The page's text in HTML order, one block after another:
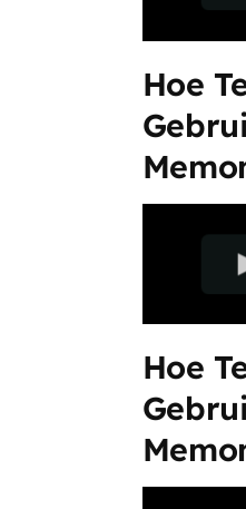
Hoe
Hoe